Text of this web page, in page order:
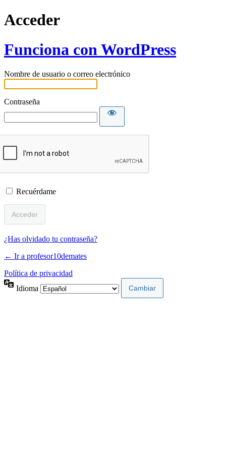
Acceder
Funciona con WordPress
Nombre de usuario o correo electrónico
Contraseña
Recuérdame
¿Has olvidado tu contraseña?
← Ir a profesor10demates
Política de privacidad
Idioma